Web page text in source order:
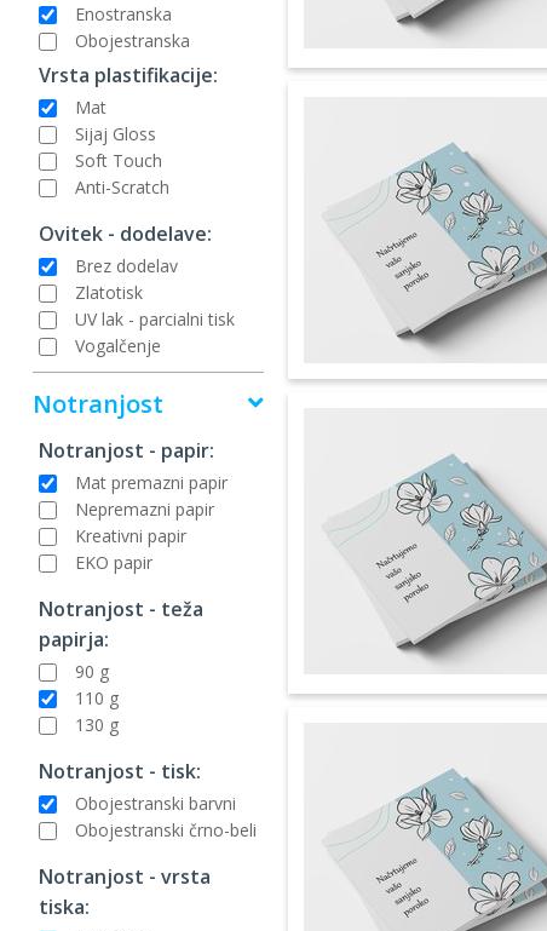
Enostranska
Obojestranska
Vrsta plastifikacije:
Mat
Sijaj Gloss
Soft Touch
Anti-Scratch
Ovitek - dodelave:
Brez dodelav
Zlatotisk
UV lak - parcialni tisk
Vogalčenje
Notranjost
Notranjost - papir:
Mat premazni papir
Nepremazni papir
Kreativni papir
EKO papir
Notranjost - teža
papirja:
90 g
110 g
130 g
Notranjost - tisk:
Obojestranski barvni
Obojestranski črno-beli
Notranjost - vrsta
tiska: